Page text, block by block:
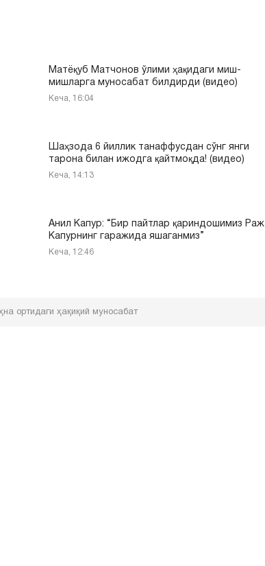
Матёқуб Матчонов ўлими ҳақидаги миш-
мишларга муносабат билдирди (видео)
Кеча, 16:04
Шаҳзода 6 йиллик танаффусдан сўнг янги
тарона билан ижодга қайтмоқда! (видео)
Кеча, 14:13
Анил Капур: “Бир пайтлар қариндошимиз Раж
Капурнинг гаражида яшаганмиз”
Кеча, 12:46
ортидаги ҳақиқий муносабат